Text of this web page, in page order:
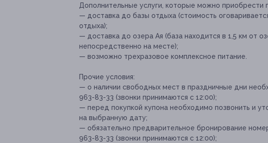
Дополнительные услуги, которые можно приобрести
— доставка до базы отдыха (стоимость
отдыха);
— доставка до озера Ая (база находится в 1,5 км от
непосредственно на месте);
— возможно трехразовое комплексное питание.
Прочие условия:
— о наличии свободных мест в праздничные дни
963-83-33 (звонки принимаются с 12:00);
— перед покупкой купона необходимо позвонить и
на выбранную дату;
— обязательно предварительное бронирование
963-83-33 (звонки принимаются с 12:00);